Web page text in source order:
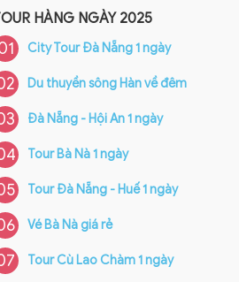
HÀNG NGÀY 2025
City Tour Đà Nẵng 1 ngày
Du thuyền sông Hàn về đêm
Đà Nẵng - Hội An 1 ngày
Tour Bà Nà 1 ngày
Tour Đà Nẵng - Huế 1 ngày
Vé Bà Nà giá rẻ
Tour Cù Lao Chàm 1 ngày